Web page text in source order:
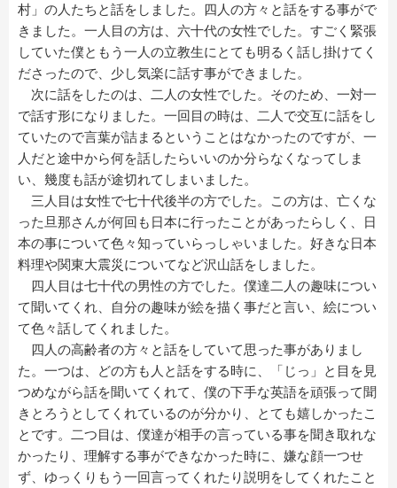
村」の人たちと話をしました。四人の方々と話をする事がで
きました。一人目の方は、六十代の女性でした。すごく緊張
していた僕ともう一人の立教生にとても明るく話し掛けてく
ださったので、少し気楽に話す事ができました。
次に話をしたのは、二人の女性でした。そのため、一対一
で話す形になりました。一回目の時は、二人で交互に話をし
ていたので言葉が詰まるということはなかったのですが、一
人だと途中から何を話したらいいのか分らなくなってしま
い、幾度も話が途切れてしまいました。
三人目は女性で七十代後半の方でした。この方は、亡くな
った旦那さんが何回も日本に行ったことがあったらしく、日
本の事について色々知っていらっしゃいました。好きな日本
料理や関東大震災についてなど沢山話をしました。
四人目は七十代の男性の方でした。僕達二人の趣味につい
て聞いてくれ、自分の趣味が絵を描く事だと言い、絵につい
て色々話してくれました。
四人の高齢者の方々と話をしていて思った事がありまし
た。一つは、どの方も人と話をする時に、「じっ」と目を見
つめながら話を聞いてくれて、僕の下手な英語を頑張って聞
きとろうとしてくれているのが分かり、とても嬉しかったこ
とです。二つ目は、僕達が相手の言っている事を聞き取れな
かったり、理解する事ができなかった時に、嫌な顔一つせ
ず、ゆっくりもう一回言ってくれたり説明をしてくれたこと